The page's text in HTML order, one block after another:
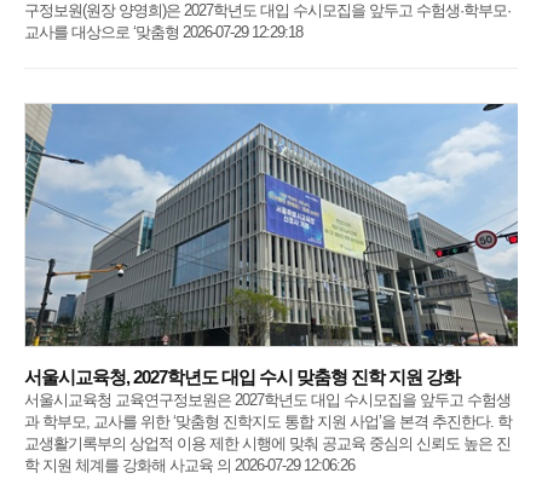
구정보원(원장 양영희)은 2027학년도 대입 수시모집을 앞두고 수험생·학부모·
교사를 대상으로 ‘맞춤형 2026-07-29 12:29:18
서울시교육청, 2027학년도 대입 수시 맞춤형 진학 지원 강화
서울시교육청 교육연구정보원은 2027학년도 대입 수시모집을 앞두고 수험생
과 학부모, 교사를 위한 ‘맞춤형 진학지도 통합 지원 사업’을 본격 추진한다. 학
교생활기록부의 상업적 이용 제한 시행에 맞춰 공교육 중심의 신뢰도 높은 진
학 지원 체계를 강화해 사교육 의 2026-07-29 12:06:26